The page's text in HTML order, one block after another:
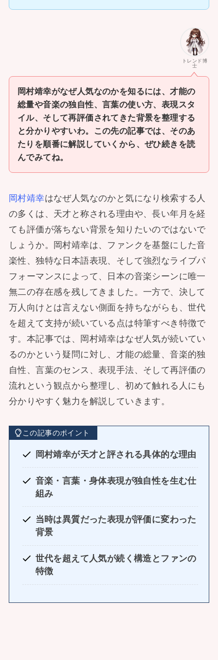
トレンド博
士
岡村靖幸がなぜ人気なのかを知るには、才能の
総量や音楽の独自性、言葉の使い方、表現スタ
イル、そして再評価されてきた背景を整理する
と分かりやすいわ。この先の記事では、そのあ
たりを順番に解説していくから、ぜひ続きを読
んでみてね。
岡村靖幸はなぜ人気なのかと気になり検索する人
の多くは、天才と称される理由や、長い年月を経
ても評価が落ちない背景を知りたいのではないで
しょうか。岡村靖幸は、ファンクを基盤にした音
楽性、独特な日本語表現、そして強烈なライブパ
フォーマンスによって、日本の音楽シーンに唯一
無二の存在感を残してきました。一方で、決して
万人向けとは言えない側面を持ちながらも、世代
を超えて支持が続いている点は特筆すべき特徴で
す。本記事では、岡村靖幸はなぜ人気が続いてい
るのかという疑問に対し、才能の総量、音楽的独
自性、言葉のセンス、表現手法、そして再評価の
流れという観点から整理し、初めて触れる人にも
分かりやすく魅力を解説していきます。
この記事のポイント
岡村靖幸が天才と評される具体的な理由
音楽・言葉・身体表現が独自性を生む仕
組み
当時は異質だった表現が評価に変わった
背景
世代を超えて人気が続く構造とファンの
特徴